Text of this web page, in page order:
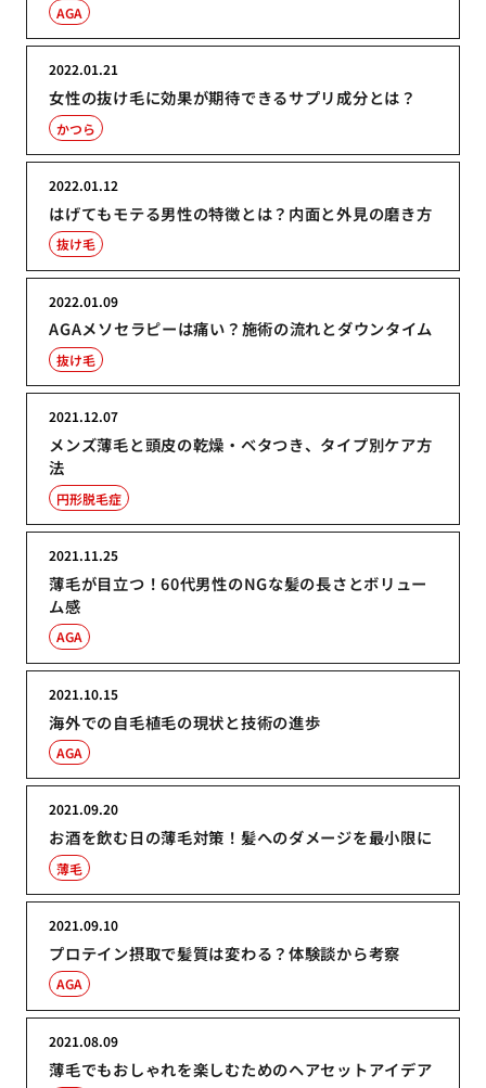
AGA
女性の抜け毛に効果が期待できるサプリ成分とは？
2022.01.21
かつら
はげてもモテる男性の特徴とは？内面と外見の磨き方
2022.01.12
抜け毛
AGAメソセラピーは痛い？施術の流れとダウンタイム
2022.01.09
抜け毛
メンズ薄毛と頭皮の乾燥・ベタつき、タイプ別ケア方
法
2021.12.07
円形脱毛症
薄毛が目立つ！60代男性のNGな髪の長さとボリュー
ム感
2021.11.25
AGA
海外での自毛植毛の現状と技術の進歩
2021.10.15
AGA
お酒を飲む日の薄毛対策！髪へのダメージを最小限に
2021.09.20
薄毛
プロテイン摂取で髪質は変わる？体験談から考察
2021.09.10
AGA
薄毛でもおしゃれを楽しむためのヘアセットアイデア
2021.08.09